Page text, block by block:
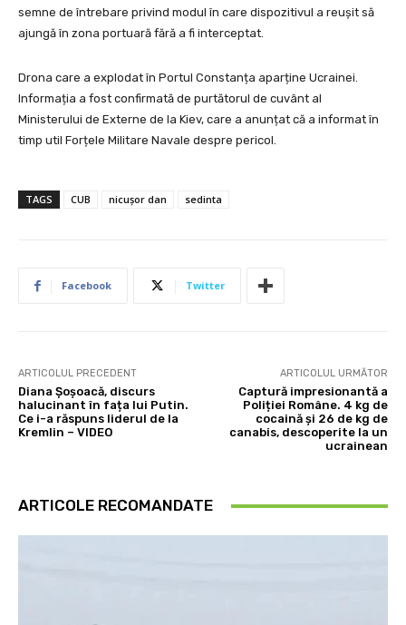
semne de întrebare privind modul în care dispozitivul a reușit să
ajungă în zona portuară fără a fi interceptat.
Drona care a explodat în Portul Constanța aparține Ucrainei.
Informația a fost confirmată de purtătorul de cuvânt al
Ministerului de Externe de la Kiev, care a anunțat că a informat în
timp util Forțele Militare Navale despre pericol.
TAGS CUB nicușor dan sedinta
Facebook Twitter
ARTICOLUL PRECEDENT
Diana Șoșoacă, discurs
halucinant în fața lui Putin.
Ce i-a răspuns liderul de la
Kremlin – VIDEO
ARTICOLUL URMĂTOR
Captură impresionantă a
Poliției Române. 4 kg de
cocaină și 26 de kg de
canabis, descoperite la un
ucrainean
ARTICOLE RECOMANDATE